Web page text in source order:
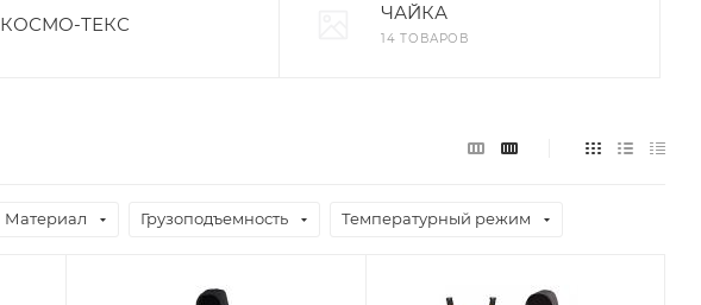
КОСМО-ТЕКС
ЧАЙКА
14 ТОВАРОВ
Материал Грузоподъемность Температурный режим